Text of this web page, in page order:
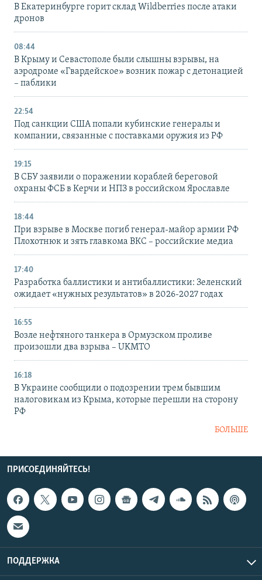
В Екатеринбурге горит склад Wildberries после атаки
дронов
08:44
В Крыму и Севастополе были слышны взрывы, на
аэродроме «Гвардейское» возник пожар с детонацией
– паблики
22:54
Под санкции США попали кубинские генералы и
компании, связанные с поставками оружия из РФ
19:15
В СБУ заявили о поражении кораблей береговой
охраны ФСБ в Керчи и НПЗ в российском Ярославле
18:44
При взрыве в Москве погиб генерал-майор армии РФ
Плохотнюк и зять главкома ВКС – российские медиа
17:40
Разработка баллистики и антибаллистики: Зеленский
ожидает «нужных результатов» в 2026-2027 годах
16:55
Возле нефтяного танкера в Ормузском проливе
произошли два взрыва – UKMTO
16:18
В Украине сообщили о подозрении трем бывшим
налоговикам из Крыма, которые перешли на сторону
РФ
БОЛЬШЕ
ПРИСОЕДИНЯЙТЕСЬ!
ПОДДЕРЖКА